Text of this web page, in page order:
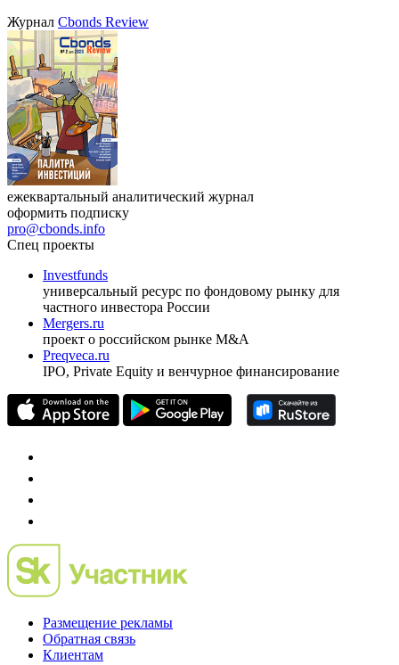
Журнал Cbonds Review
ежеквартальный аналитический журнал
оформить подписку
pro@cbonds.info
Спец проекты
Investfunds
универсальный ресурс по фондовому рынку для
частного инвестора России
Mergers.ru
проект о российском рынке M&A
Preqveca.ru
IPO, Private Equity и венчурное финансирование
Размещение рекламы
Обратная связь
Клиентам